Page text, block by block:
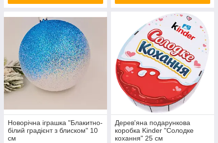
Новорічна іграшка "Блакитно-
білий градієнт з блиском" 10
см
Дерев'яна подарункова
коробка Kinder "Солодке
кохання" 25 см